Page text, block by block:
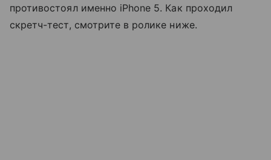
противостоял именно iPhone 5. Как проходил
скретч-тест, смотрите в ролике ниже.